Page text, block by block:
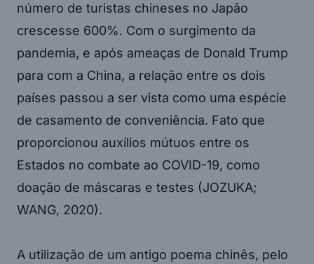
número de turistas chineses no Japão
crescesse 600%. Com o surgimento da
pandemia, e após ameaças de Donald Trump
para com a China, a relação entre os dois
países passou a ser vista como uma espécie
de casamento de conveniência. Fato que
proporcionou auxílios mútuos entre os
Estados no combate ao COVID-19, como
doação de máscaras e testes (JOZUKA;
WANG, 2020).
A utilização de um antigo poema chinês, pelo